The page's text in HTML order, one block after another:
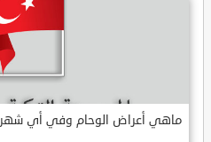
ماهي أعراض الوحام وفي أي شهر